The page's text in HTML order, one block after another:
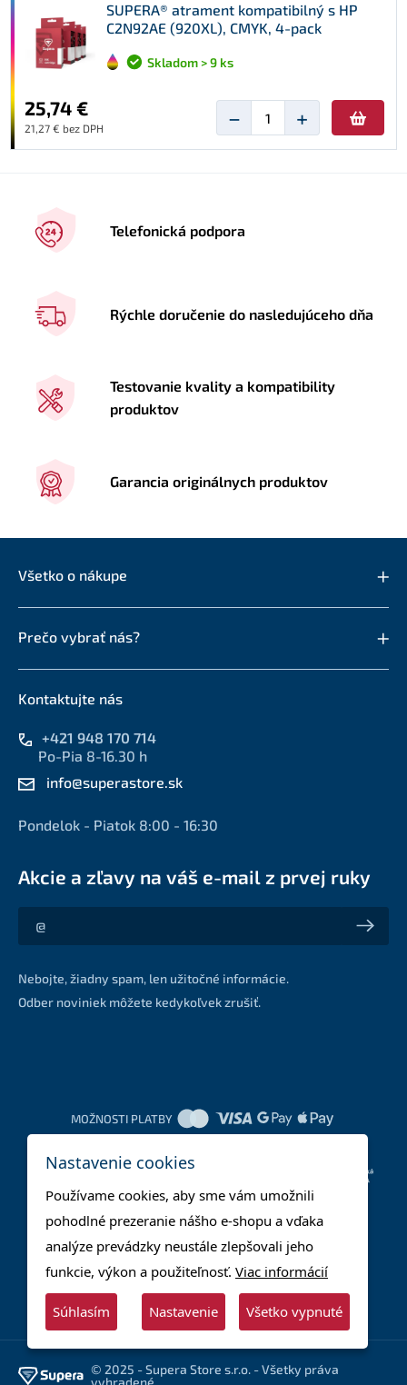
SUPERA® atrament kompatibilný s HP
C2N92AE (920XL), CMYK, 4-pack
Skladom > 9 ks
25,74 €
21,27 € bez DPH − +
Telefonická podpora
Rýchle doručenie do nasledujúceho dňa
Testovanie kvality a kompatibility
produktov
Garancia originálnych produktov
Všetko o nákupe
Prečo vybrať nás?
Kontaktujte nás
+421 948 170 714
Po-Pia 8-16.30 h
info@superastore.sk
Pondelok - Piatok 8:00 - 16:30
Akcie a zľavy na váš e-mail z prvej ruky
Akcie a zľavy na váš e-mail z prvej ruky
Nebojte, žiadny spam, len užitočné informácie.
Odber noviniek môžete kedykoľvek zrušiť.
MOŽNOSTI PLATBY
© 2025 - Supera Store s.r.o. - Všetky práva
Nastavenie cookies
Používame cookies, aby sme vám umožnili
pohodlné prezeranie nášho e-shopu a vďaka
analýze prevádzky neustále zlepšovali jeho
funkcie, výkon a použiteľnosť. Viac informácií
Súhlasím Nastavenie Všetko vypnuté